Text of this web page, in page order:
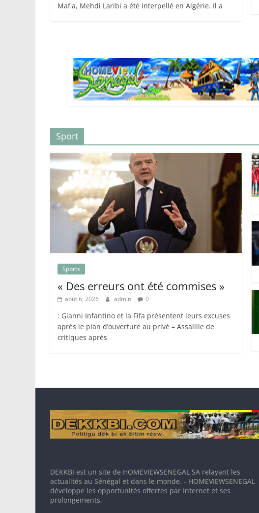
Mafia, Mehdi Laribi a été interpellé en Algérie. Il a
Sport
Sports
« Des erreurs ont été commises »
août 6, 2026 admin 0
: Gianni Infantino et la Fifa présentent leurs excuses
après le plan d’ouverture au privé – Assaillie de
critiques après
DEKKBI est un site de HOMEVIEWSENEGAL SA relayant les
actualités au Sénégal et dans le monde. - HOMEVIEWSENEGAL
développe les opportunités offertes par Internet et ses
prolongements.